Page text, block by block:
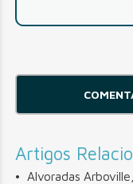
Artigos
Alvoradas